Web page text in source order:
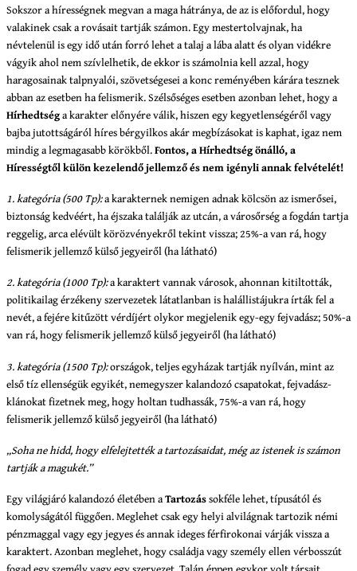
Sokszor a hírességnek megvan a maga hátránya, de az is előfordul, hogy
valakinek csak a rovásait tartják számon. Egy mestertolvajnak, ha
névtelenül is egy idő után forró lehet a talaj a lába alatt és olyan vidékre
vágyik ahol nem szívlelhetik, de ekkor is számolnia kell azzal, hogy
haragosainak talpnyalói, szövetségesei a konc reményében kárára tesznek
abban az esetben ha felismerik. Szélsőséges esetben azonban lehet, hogy a
Hírhedtséga karakter előnyére válik, hiszen egy kegyetlenségéről vagy
bajba jutottságáról híres bérgyilkos akár megbízásokat is kaphat, igaz nem
mindig a legmagasabb körökből.Fontos, a Hírhedtség önálló, a
Hírességtől külön kezelendő jellemző és nem igényli annak felvételét!
1. kategória (500 Tp):a karakternek nemigen adnak kölcsön az ismerősei,
biztonság kedvéért, ha éjszaka találják az utcán, a városőrség a fogdán tartja
reggelig, arca elévült körözvényekről tekint vissza; 25%-a van rá, hogy
felismerik jellemző külső jegyeiről (ha látható)
2. kategória (1000 Tp):a karaktert vannak városok, ahonnan kitiltották,
politikailag érzékeny szervezetek látatlanban is halállistájukra írták fel a
nevét, a fejére kitűzött vérdíjért olykor megjelenik egy-egy fejvadász; 50%-a
van rá, hogy felismerik jellemző külső jegyeiről (ha látható)
3. kategória (1500 Tp):országok, teljes egyházak tartják nyílván, mint az
első tíz ellenségük egyikét, nemegyszer kalandozó csapatokat, fejvadász-
klánokat fizetnek meg, hogy holtan tudhassák, 75%-a van rá, hogy
felismerik jellemző külső jegyeiről (ha látható)
„Soha ne hidd, hogy elfelejtették a tartozásaidat, még az istenek is számon
tartják a magukét.”
Egy világjáró kalandozó életében aTartozássokféle lehet, típusától és
komolyságától függően. Meglehet csak egy helyi alvilágnak tartozik némi
pénzmaggal vagy egy jegyes és annak ideges férfirokonai várják vissza a
karaktert. Azonban meglehet, hogy családja vagy személy ellen vérbosszút